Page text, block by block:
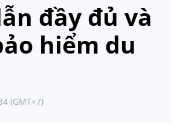
đầy đủ và
hiểm du
(GMT+7)